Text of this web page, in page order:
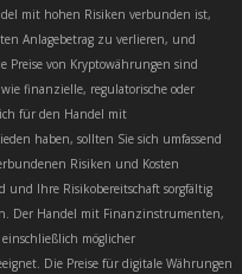
mit hohen Risiken verbunden ist,
Anlagebetrag zu verlieren, und
Preise von Kryptowährungen sind
finanzielle, regulatorische oder
für den Handel mit
haben, sollten Sie sich umfassend
Risiken und Kosten
und Ihre Risikobereitschaft sorgfältig
Der Handel mit Finanzinstrumenten,
möglicher
Die Preise für digitale Währungen